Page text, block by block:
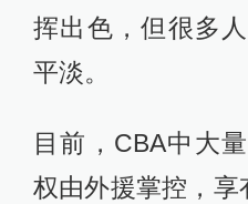
挥出色，但很多
平淡。
目前，CBA中大
权由外援掌控，享